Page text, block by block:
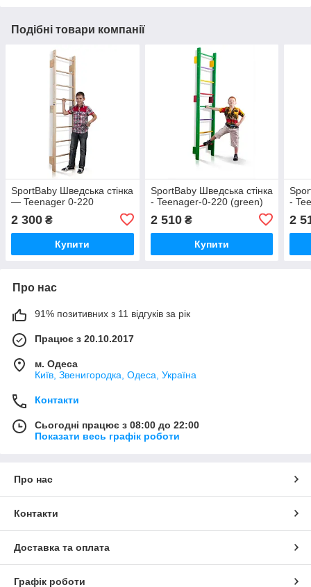
Подібні товари компанії
SportBaby Шведська стінка
— Teenager 0-220
2 300 ₴
Купити
SportBaby Шведська стінка
- Teenager-0-220 (green)
2 510₴
Купити
-
2
Про нас
91% позитивних з 11 відгуків за рік
Працює з 20.10.2017
м. Одеса
Київ, Звенигородка, Одеса, Україна
Контакти
Сьогодні працює з 08:00 до 22:00
Показати весь графік роботи
Про нас
Контакти
Доставка та оплата
Графік роботи